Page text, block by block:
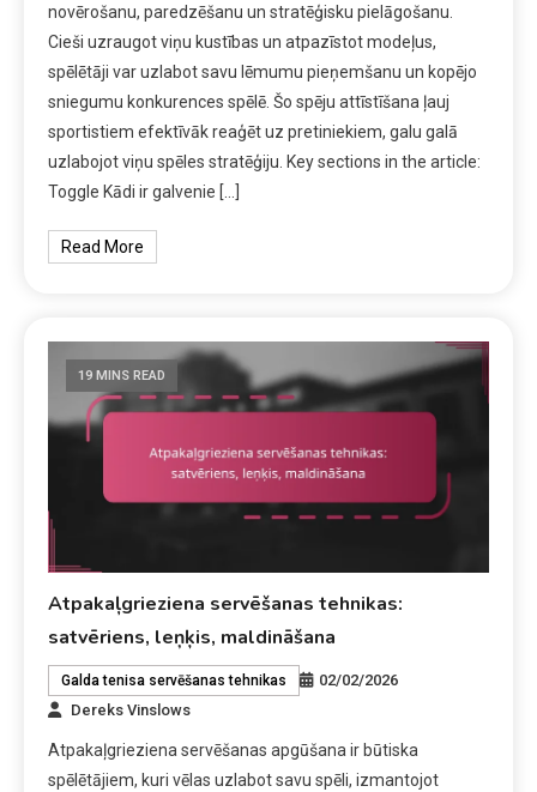
novērošanu, paredzēšanu un stratēģisku pielāgošanu.
Cieši uzraugot viņu kustības un atpazīstot modeļus,
spēlētāji var uzlabot savu lēmumu pieņemšanu un kopējo
sniegumu konkurences spēlē. Šo spēju attīstīšana ļauj
sportistiem efektīvāk reaģēt uz pretiniekiem, galu galā
uzlabojot viņu spēles stratēģiju. Key sections in the article:
Toggle Kādi ir galvenie […]
Read More
19 MINS READ
Atpakaļgrieziena servēšanas tehnikas:
satvēriens, leņķis, maldināšana
Galda tenisa servēšanas tehnikas
02/02/2026
Dereks Vinslows
Atpakaļgrieziena servēšanas apgūšana ir būtiska
spēlētājiem, kuri vēlas uzlabot savu spēli, izmantojot